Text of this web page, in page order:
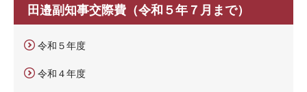
田邉副知事交際費（令和５年７月まで）
令和５年度
令和４年度